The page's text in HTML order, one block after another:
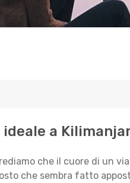
a
che il cuore di un
che sembra fatto